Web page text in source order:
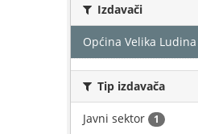
Izdavači
Općina Velika Ludina
Tip izdavača
Javni sektor 1